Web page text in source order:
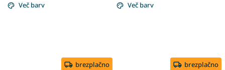
Več barv
brezplačno
Več barv
brezplačno